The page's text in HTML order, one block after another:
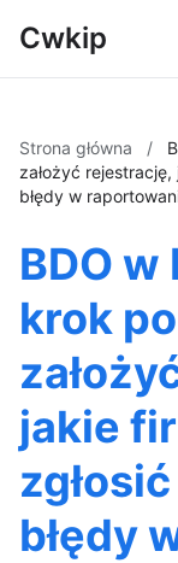
Cwkip
Strona główna /
założyć
błędy w
BDO
krok
jakie
błędy